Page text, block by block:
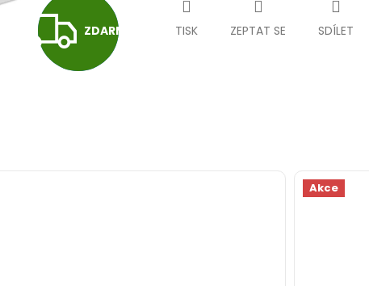
Z
D
ZDARMA
35 990 Kč
–19 % TISK ZEPTAT SE SDÍLET
Akce